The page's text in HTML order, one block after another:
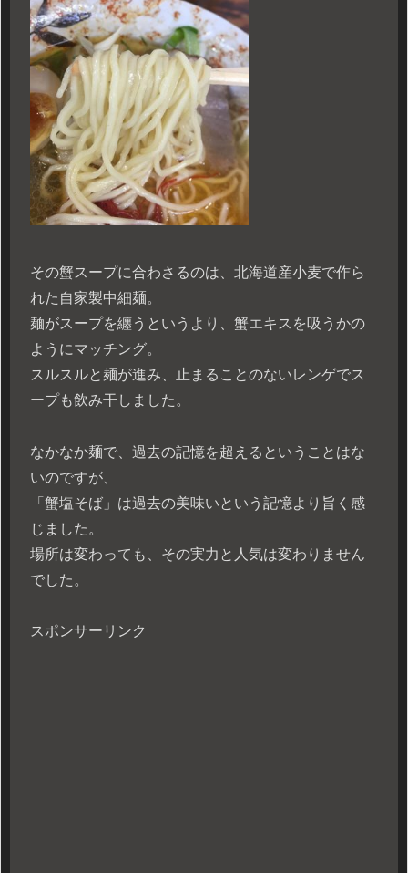
その蟹スープに合わさるのは、北海道産小麦で作ら
れた自家製中細麺。
麺がスープを纏うというより、蟹エキスを吸うかの
ようにマッチング。
スルスルと麺が進み、止まることのないレンゲでス
ープも飲み干しました。
なかなか麺で、過去の記憶を超えるということはな
いのですが、
「蟹塩そば」は過去の美味いという記憶より旨く感
じました。
場所は変わっても、その実力と人気は変わりません
でした。
スポンサーリンク